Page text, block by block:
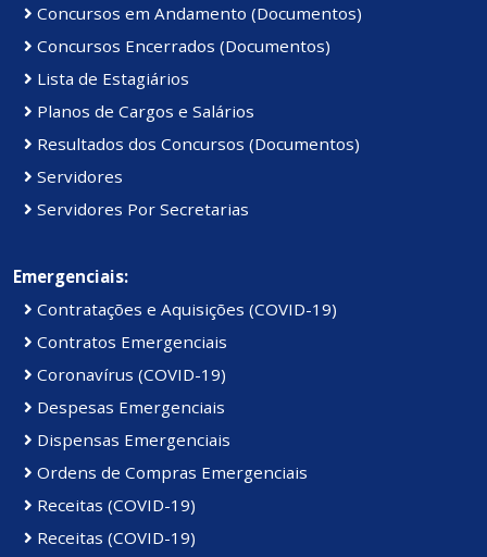
Concursos em Andamento (Documentos)
Concursos Encerrados (Documentos)
Lista de Estagiários
Planos de Cargos e Salários
Resultados dos Concursos (Documentos)
Servidores
Servidores Por Secretarias
Emergenciais:
Contratações e Aquisições (COVID-19)
Contratos Emergenciais
Coronavírus (COVID-19)
Despesas Emergenciais
Dispensas Emergenciais
Ordens de Compras Emergenciais
Receitas (COVID-19)
Receitas (COVID-19)